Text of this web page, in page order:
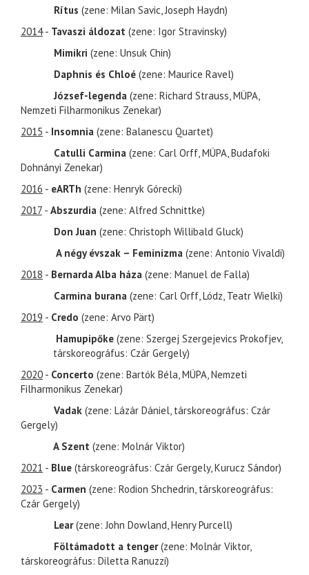
Rítus (zene: Milan Savic, Joseph Haydn)
2014- Tavaszi áldozat (zene: Igor Stravinsky)
Mimikri (zene: Unsuk Chin)
Daphnis és Chloé (zene: Maurice Ravel)
József-legenda (zene: Richard Strauss, MÜPA,
Nemzeti Filharmonikus Zenekar)
2015 - Insomnia (zene: Balanescu Quartet)
Catulli Carmina (zene: Carl Orff, MÜPA, Budafoki
Dohnányi Zenekar)
2016 - eARTh (zene: Henryk Górecki)
2017 - Abszurdia (zene: Alfred Schnittke)
Don Juan (zene: Christoph Willibald Gluck)
A négy évszak – Feminizma (zene: Antonio Vivaldi)
2018 - Bernarda Alba háza (zene: Manuel de Falla)
Carmina burana (zene: Carl Orff, Lódz, Teatr Wielki)
2019 - Credo (zene: Arvo Pärt)
Hamupipőke (zene: Szergej Szergejevics Prokofjev,
társkoreográfus: Czár Gergely)
2020 - Concerto (zene: Bartók Béla, MÜPA, Nemzeti
Filharmonikus Zenekar)
Vadak (zene: Lázár Dániel, társkoreográfus: Czár
Gergely)
A Szent (zene: Molnár Viktor)
2021 - Blue (társkoreográfus: Czár Gergely, Kurucz Sándor)
2023 - Carmen (zene: Rodion Shchedrin, társkoreográfus:
Czár Gergely)
Lear(zene: John Dowland, Henry Purcell)
Föltámadott a tenger(zene: Molnár Viktor,
társkoreográfus: Diletta Ranuzzi)